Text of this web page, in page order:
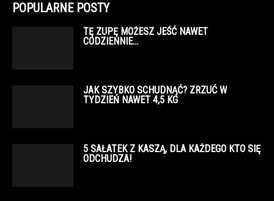
POPULARNE POSTY
TĘ ZUPĘ MOŻESZ JEŚĆ NAWET
CODZIENNIE…
JAK SZYBKO SCHUDNĄĆ? ZRZUĆ W
TYDZIEŃ NAWET 4,5 KG
5 SAŁATEK Z KASZĄ, DLA KAŻDEGO KTO SIĘ
ODCHUDZA!